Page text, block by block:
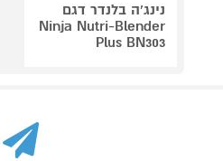
נינג'ה בלנדר דגם
Ninja Nutri-Blender
Plus BN303